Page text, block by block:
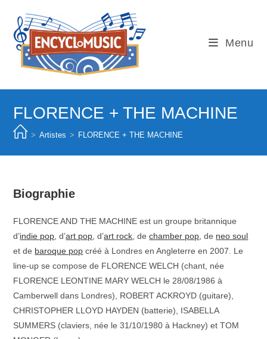
content
Menu
FLORENCE + THE MACHINE
> Artistes > FLORENCE + THE MACHINE
Biographie
FLORENCE AND THE MACHINE est un groupe britannique
d’indie pop , d’art pop , d’art rock , dechamber pop , de neo soul
et de baroque pop créé à Londres en Angleterre en 2007. Le
line-up se compose de FLORENCE WELCH (chant, née
FLORENCE LEONTINE MARY WELCH le 28/08/1986 à
Camberwell dans Londres), ROBERT ACKROYD (guitare),
CHRISTOPHER LLOYD HAYDEN (batterie), ISABELLA
SUMMERS (claviers, née le 31/10/1980 à Hackney) et TOM